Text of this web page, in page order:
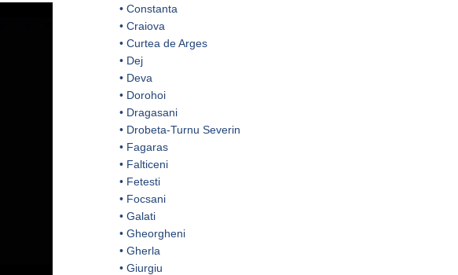
• Constanta
• Craiova
• Curtea de Arges
• Dej
• Deva
• Dorohoi
• Dragasani
• Drobeta-Turnu Severin
• Fagaras
• Falticeni
• Fetesti
• Focsani
• Galati
• Gheorgheni
• Gherla
• Giurgiu